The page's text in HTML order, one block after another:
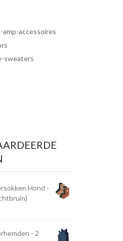
accessoires
sweaters
Hond -
- 2